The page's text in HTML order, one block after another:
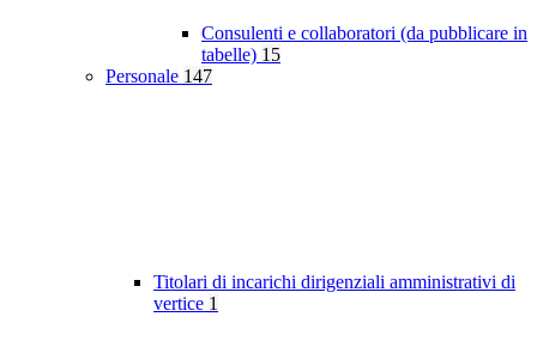
Consulenti e collaboratori (da pubblicare in
tabelle) 15
Personale 147
Titolari di incarichi dirigenziali amministrativi di
vertice 1